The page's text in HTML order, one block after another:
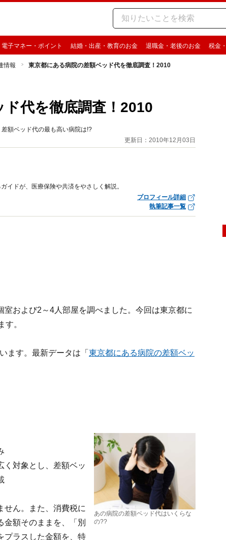
子マネー・ポイント 結婚・出産・教育のお金 退職金・老後のお金 税金
情報 東京都にある病院の差額ベッド代を徹底調査！2010
代を徹底調査！2010
額ベッド代の最も高い病院は!?
更新日：2010年12月03日
イドが、医療保険や共済をやさしく解説。
プロフィール詳細
執筆記事一覧
および2～4人部屋を調べました。今回は東京都に
す。
ます。最新データは「 東京都にある病院の差額ベッ
あの病院の差額ベッド代はいくらな
の??
対象とし、差額ベッ
せん。また、消費税に
額そのままを、「別
プラスした金額を、特